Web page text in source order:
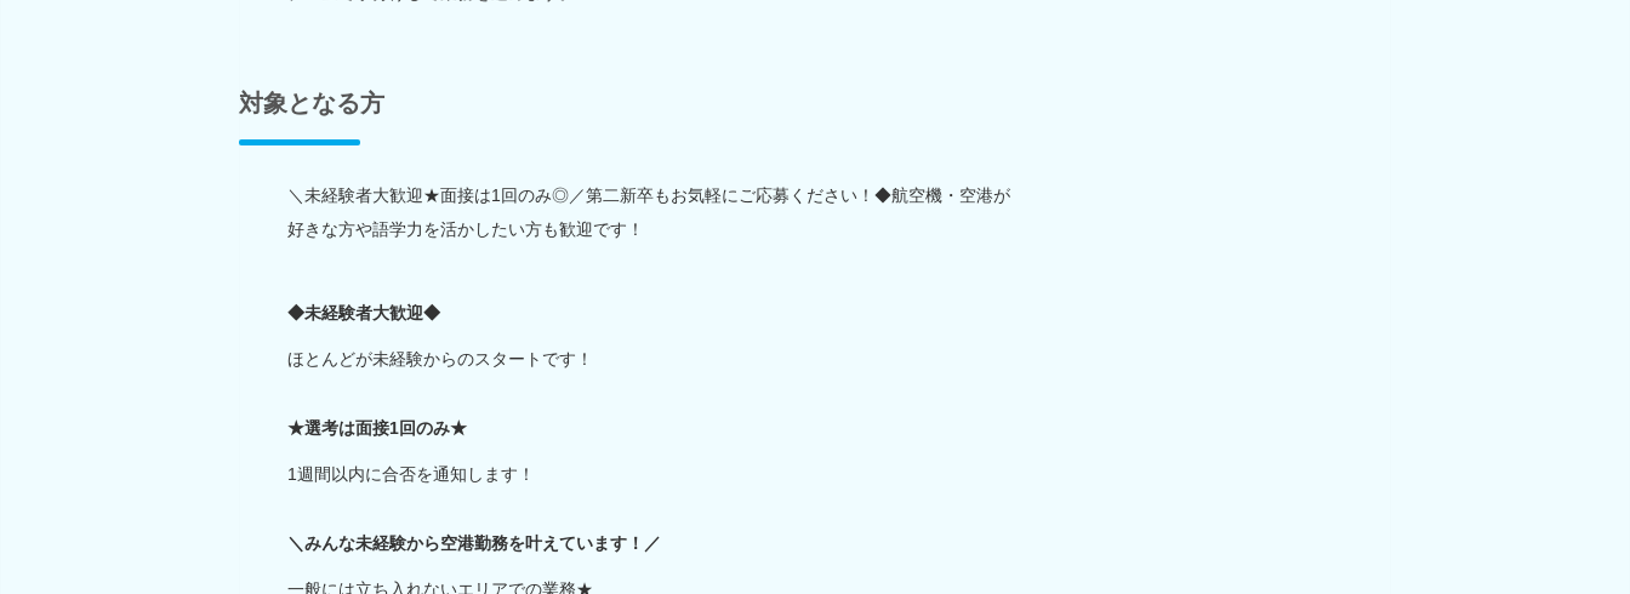
対象となる方
＼未経験者大歓迎★面接は1回のみ◎／第二新卒もお気軽にご応募ください！◆航空機・空港が
好きな方や語学力を活かしたい方も歓迎です！
◆未経験者大歓迎◆
ほとんどが未経験からのスタートです！
★選考は面接1回のみ★
1週間以内に合否を通知します！
＼みんな未経験から空港勤務を叶えています！／
一般には立ち入れないエリアでの業務★